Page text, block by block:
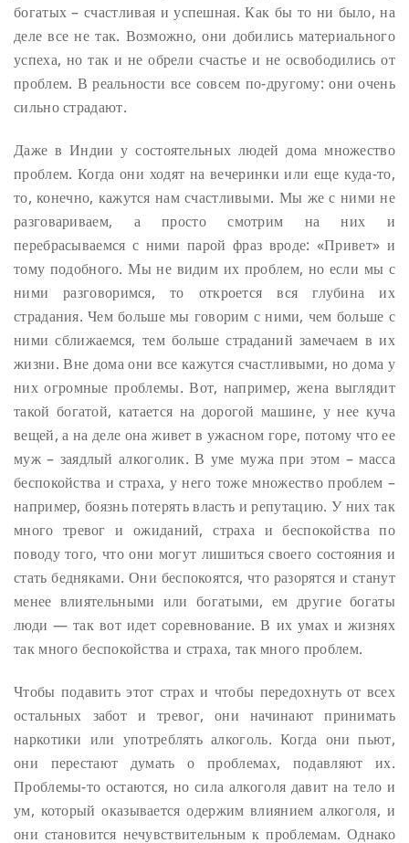
богатых – счастливая и успешная. Как бы то ни было, на
деле все не так. Возможно, они добились материального
успеха, но так и не обрели счастье и не освободились от
проблем. В реальности все совсем по-другому: они очень
сильно страдают.
Даже в Индии у состоятельных людей дома множество
проблем. Когда они ходят на вечеринки или еще куда-то,
то, конечно, кажутся нам счастливыми. Мы же с ними не
разговариваем, а просто смотрим на них и
перебрасываемся с ними парой фраз вроде: «Привет» и
тому подобного. Мы не видим их проблем, но если мы с
ними разговоримся, то откроется вся глубина их
страдания. Чем больше мы говорим с ними, чем больше с
ними сближаемся, тем больше страданий замечаем в их
жизни. Вне дома они все кажутся счастливыми, но дома у
них огромные проблемы. Вот, например, жена выглядит
такой богатой, катается на дорогой машине, у нее куча
вещей, а на деле она живет в ужасном горе, потому что ее
муж – заядлый алкоголик. В уме мужа при этом – масса
беспокойства и страха, у него тоже множество проблем –
например, боязнь потерять власть и репутацию. У них так
много тревог и ожиданий, страха и беспокойства по
поводу того, что они могут лишиться своего состояния и
стать бедняками. Они беспокоятся, что разорятся и станут
менее влиятельными или богатыми, ем другие богаты
люди — так вот идет соревнование. В их умах и жизнях
так много беспокойства и страха, так много проблем.
Чтобы подавить этот страх и чтобы передохнуть от всех
остальных забот и тревог, они начинают принимать
наркотики или употреблять алкоголь. Когда они пьют,
они перестают думать о проблемах, подавляют их.
Проблемы-то остаются, но сила алкоголя давит на тело и
ум, который оказывается одержим влиянием алкоголя, и
они становится нечувствительным к проблемам. Однако